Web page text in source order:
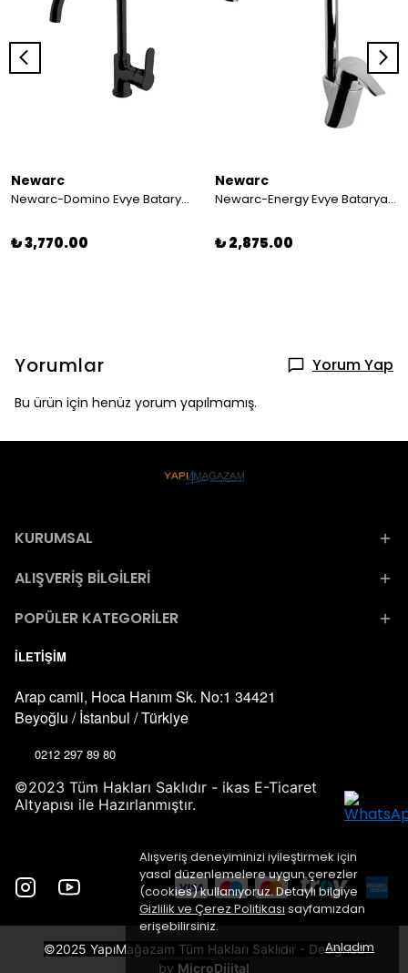
Alışveriş deneyiminizi iyileştirmek için
yasal düzenlemelere uygun çerezler
(cookies) kullanıyoruz. Detaylı bilgiye
Gizlilik ve Çerez Politikası sayfamızdan
erişebilirsiniz.
Anladım
Newarc
Newarc-Domino Evye Bataryası Siyah 971531b
₺ 3,770.00
Newarc
Newarc-Energy Evye Bataryası 891881
₺ 2,875.00
Yorumlar Yorum Yap
Bu ürün için henüz yorum yapılmamış.
KURUMSAL
ALIŞVERİŞ BİLGİLERİ
POPÜLER KATEGORİLER
İLETİŞİM
Arap camii, Hoca Hanım Sk. No:1 34421
Beyoğlu / İstanbul / Türkiye
0212 297 89 80
©2023 Tüm Hakları Saklıdır - ikas E-Ticaret
Altyapısı ile Hazırlanmıştır.
©2025 YapıMağazam Tüm Hakları Saklıdır - Designed
by MicroDijital